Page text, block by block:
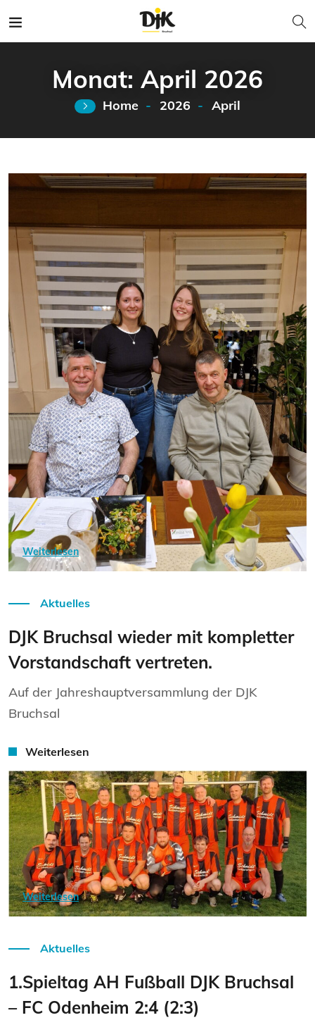
Monat: April 2026
Home 2026 April
Weiterlesen
Aktuelles
DJK Bruchsal wieder mit kompletter
Vorstandschaft vertreten.
Auf der Jahreshauptversammlung der DJK
Bruchsal
Weiterlesen
Weiterlesen
Aktuelles
1.Spieltag AH Fußball DJK Bruchsal
– FC Odenheim 2:4 (2:3)